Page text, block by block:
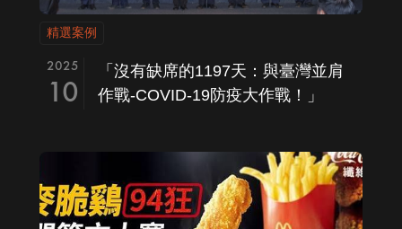
2025
10
「沒有缺席的1197天：與臺灣並肩
作戰-COVID-19防疫大作戰！」
精選案例